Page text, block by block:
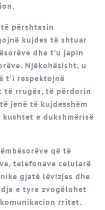
përshtasin
kujdes të shtuar
dhe t’u japin
Njëkohësisht, u
t’i respektojnë
rrugës, të përdorin
jenë të kujdesshëm
e dukshmërisë
që të
telefonave celularë
gjatë lëvizjes dhe
e tyre zvogëlohet
rritet.